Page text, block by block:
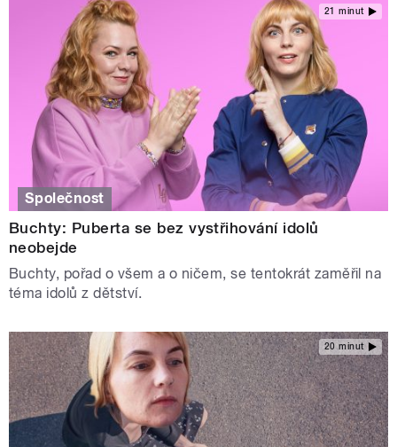
21 minut
Společnost
Buchty: Puberta se bez vystřihování idolů
neobejde
Buchty, pořad o všem a o ničem, se tentokrát zaměřil na
téma idolů z dětství.
20 minut